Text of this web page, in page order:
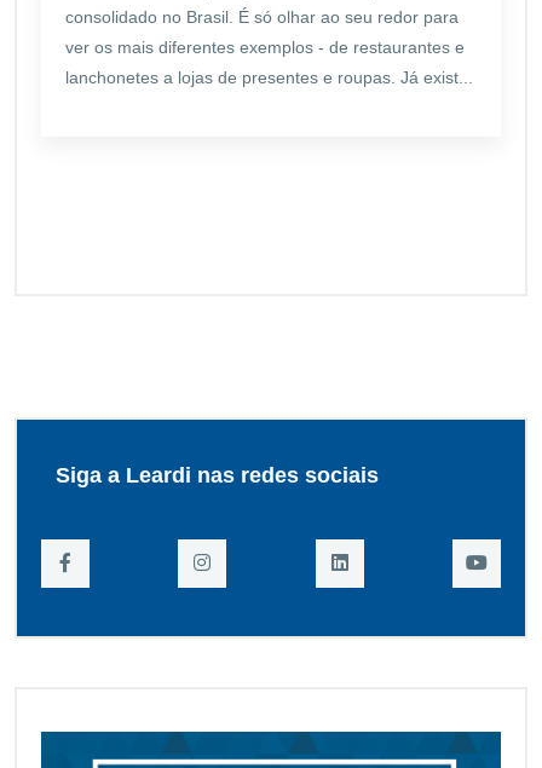
consolidado no Brasil. É só olhar ao seu redor para
ver os mais diferentes exemplos - de restaurantes e
lanchonetes a lojas de presentes e roupas. Já exist...
Siga a Leardi nas redes sociais